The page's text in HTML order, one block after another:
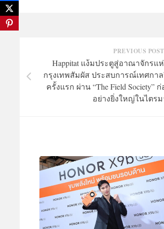
PREVIOUS POST
Happitat แง้มประตูสู่อาณาจักร
กรุงเทพสัมผัส ประสบการณ์เทศกา
ครั้งแรก ผ่าน “The Field Society” ก่
อย่างยิ่งใหญ่ในไตร